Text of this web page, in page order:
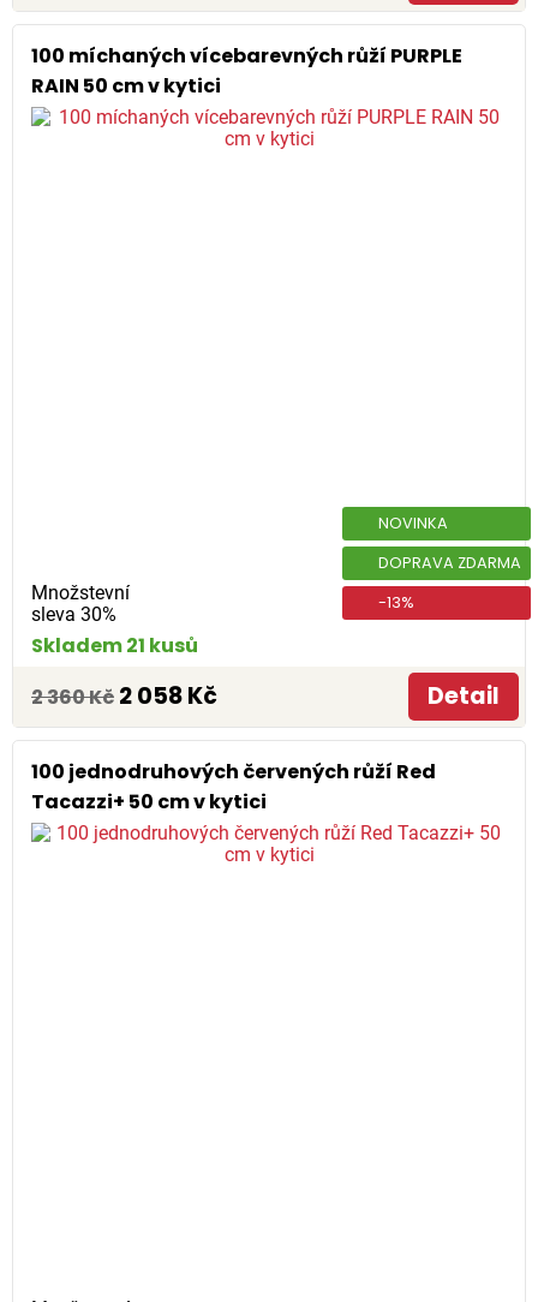
100 míchaných vícebarevných růží PURPLE
RAIN 50 cm v kytici
Množstevní
sleva 30%
NOVINKA
DOPRAVA ZDARMA
-13%
Skladem 21 kusů
2 360 Kč 2 058 Kč Detail
100 jednodruhových červených růží Red
Tacazzi+ 50 cm v kytici